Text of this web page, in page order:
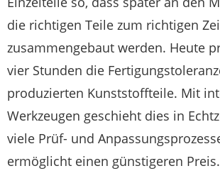
die richtigen Teile zum richtigen
zusammengebaut werden. Heute
vier Stunden die
produzierten Kunststoffteile. Mit
Werkzeugen geschieht dies in
viele Prüf- und
ermöglicht einen günstigeren Preis.